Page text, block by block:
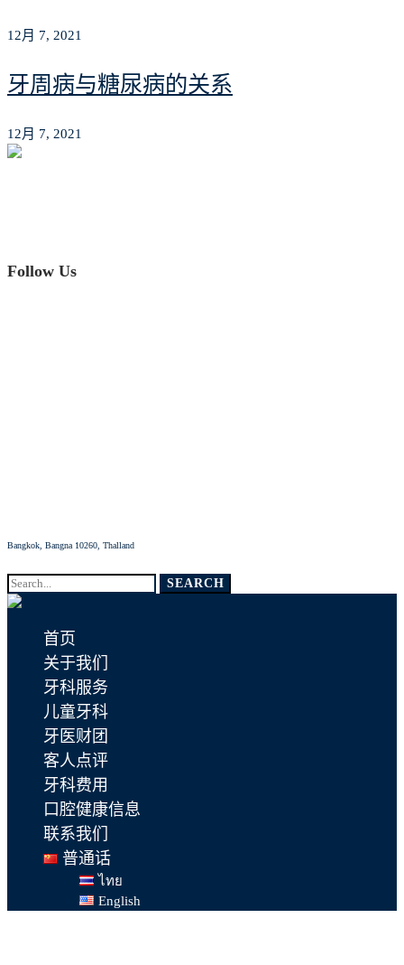
12月 7, 2021
牙周病与糖尿病的关系
12月 7, 2021
Follow Us
Bangkok, Bangna 10260, Thalland
Search
for:
SEARCH
首页
关于我们
牙科服务
儿童牙科
牙医财团
客人点评
牙科费用
口腔健康信息
联系我们
普通话
ไทย
English